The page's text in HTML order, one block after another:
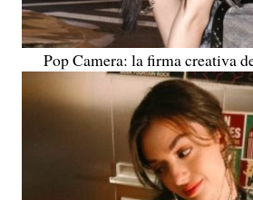
Pop Camera: la firma creativa